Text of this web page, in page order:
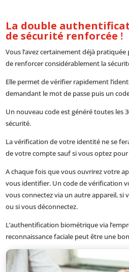
La double
de sécurité renforcée !
Vous l’avez certainement déjà
de renforcer considérablement la
Elle permet de vérifier rapidement
demandant le mot de passe puis un
Un nouveau code est généré toutes les
sécurité.
La vérification de votre identité ne se
de votre compte sauf si vous optez
A chaque fois que vous ouvrirez votre
vous identifier. Un code de vérification
vous connectez via un autre appareil, si
ou si vous déconnectez.
L’authentification biométrique via
reconnaissance faciale peut être une